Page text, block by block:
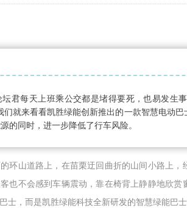
君每天上班乘公交都是堵得要死，也易发生
们就来看看凯胜绿能创新推出的一款智慧电动
的同时，进一步降低了行车风险。
环山道路上，在苗栗迂回曲折的山间小路上
也不会感到车辆震动，靠在椅背上静静地欣
士，而是凯胜绿能科技全新研发的智慧绿能巴